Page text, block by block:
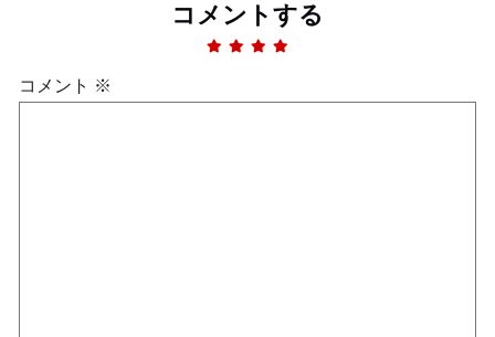
コメントする
コメント ※